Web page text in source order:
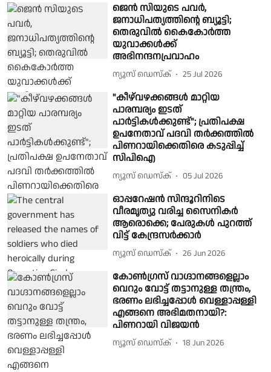
ജെന്‍ സിയുടെ പവര്‍,
ജനാധിപത്യത്തിന്റെ ബ്യൂട്ടി;
തെരുവില്‍ കൈകോര്‍ത്ത
യുവാക്കള്‍ക്ക്
അഭിനന്ദനപ്രവാഹം
ന്യൂസ് ഡെസ്ക് 25 Jul 2026
"കീഴ്‌വഴക്കങ്ങൾ മാറ്റിയ
പാരമ്പര്യം ഇടത്
പാർട്ടികൾക്കുണ്ട്"; പ്രതിപക്ഷ
ഉപനേതാവ് പദവി തർക്കത്തിൽ
പിണറായിക്കെതിരെ കടുപ്പിച്ച്
സിപിഐ
ന്യൂസ് ഡെസ്ക് 05 Jul 2026
ഓപ്പറേഷൻ സിന്ദൂറിനിടെ
വീരമൃത്യു വരിച്ച സൈനികർ
ആരൊക്കെ; പേരുകൾ പുറത്ത്
വിട്ട് കേന്ദ്രസർക്കാർ
ന്യൂസ് ഡെസ്ക് 26 Jun 2026
കോണ്‍ഗ്രസ് വാഗ്ദാനങ്ങളെല്ലാം
വെറും വോട്ട് തട്ടാനുള്ള തന്ത്രം,
ഭരണം ലഭിച്ചപ്പോള്‍ വെള്ളാപ്പള്ളി
എങ്ങനെ അഭിമതനായി?:
പിണറായി വിജയൻ
ന്യൂസ് ഡെസ്ക് 18 Jun 2026